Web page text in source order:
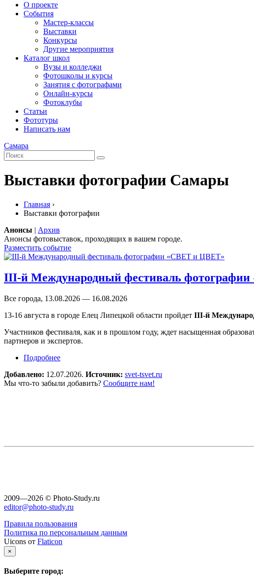
О проекте
События
Мастер-классы
Выставки
Конкурсы
Другие мероприятия
Каталог школ
Вузы и колледжи
Фотошколы и курсы
Занятия с фотографами
Онлайн-курсы
Фотоклубы
Статьи
Фототуры
Написать нам
Самара
Выставки фотографии Самары
Главная ›
Выставки фотографии
Анонсы | Архив
Анонсы фотовыставок, проходящих в вашем городе.
Разместить событие
III-й Международный фестиваль
Все города, 13.08.2026 — 16.08.2026
13-16 августа в городе Елец Липецкой области пройдет III-й
Участников фестиваля, как и в прошлом году, ждет насыщенная
партнеров и экспертов.
Подробнее
Добавлено: 12.07.2026. Источник: svet-tsvet.ru
Мы что-то забыли добавить? Сообщите нам!
2009—2026 © Photo-Study.ru
editor@photo-study.ru
Правила пользования
Политика по персональным данным
Uicons от Flaticon
×
Выберите город: